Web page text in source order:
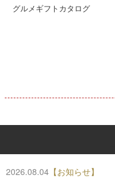
グルメギフトカタログ
2026.08.04 【お知らせ】